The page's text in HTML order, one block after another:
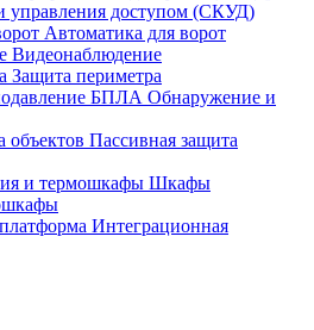
управления доступом (СКУД)
Автоматика для ворот
Видеонаблюдение
Защита периметра
Обнаружение и
Пассивная защита
Шкафы
Интеграционная